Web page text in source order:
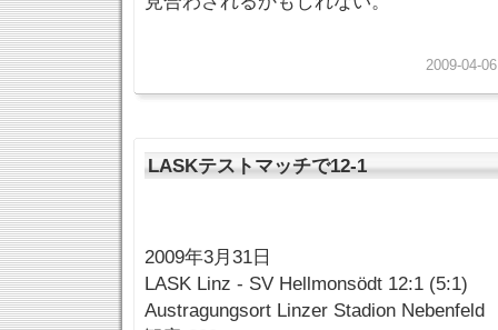
2009-04-
LASKテストマッチで12-1
2009年3月31日
LASK Linz - SV Hellmonsödt 12:1 (5:1)
Austragungsort Linzer Stadion Nebenfeld